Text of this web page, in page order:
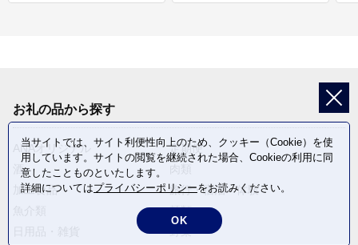
お礼の品から探す
ANAオリジナル
定期便
酒
加工食品
旅行・宿泊・体験
麺類
野菜
当サイトでは、サイト利便性向上のため、クッキー（Cookie）を使
用しています。サイトの閲覧を継続された場合、Cookieの利用に同
意したことものといたします。
詳細についてはプライバシーポリシーをお読みください。
OK